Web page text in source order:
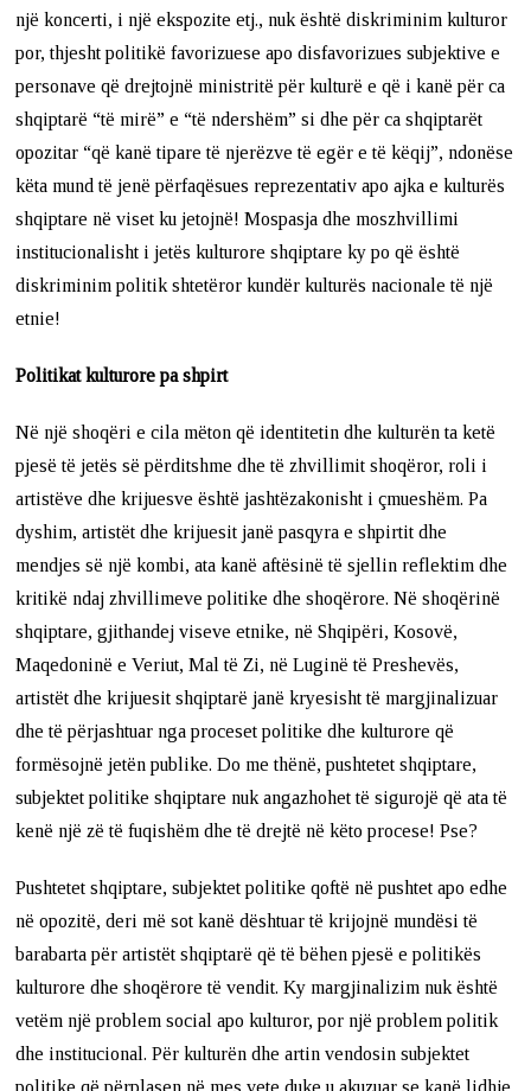
një koncerti, i një ekspozite etj., nuk është diskriminim kulturor
por, thjesht politikë favorizuese apo disfavorizues subjektive e
personave që drejtojnë ministritë për kulturë e që i kanë për ca
shqiptarë “të mirë” e “të ndershëm” si dhe për ca shqiptarët
opozitar “që kanë tipare të njerëzve të egër e të këqij”, ndonëse
këta mund të jenë përfaqësues reprezentativ apo ajka e kulturës
shqiptare në viset ku jetojnë! Mospasja dhe moszhvillimi
institucionalisht i jetës kulturore shqiptare ky po që është
diskriminim politik shtetëror kundër kulturës nacionale të një
etnie!
Politikat kulturore pa shpirt
Në një shoqëri e cila mëton që identitetin dhe kulturën ta ketë
pjesë të jetës së përditshme dhe të zhvillimit shoqëror, roli i
artistëve dhe krijuesve është jashtëzakonisht i çmueshëm. Pa
dyshim, artistët dhe krijuesit janë pasqyra e shpirtit dhe
mendjes së një kombi, ata kanë aftësinë të sjellin reflektim dhe
kritikë ndaj zhvillimeve politike dhe shoqërore. Në shoqërinë
shqiptare, gjithandej viseve etnike, në Shqipëri, Kosovë,
Maqedoninë e Veriut, Mal të Zi, në Luginë të Preshevës,
artistët dhe krijuesit shqiptarë janë kryesisht të margjinalizuar
dhe të përjashtuar nga proceset politike dhe kulturore që
formësojnë jetën publike. Do me thënë, pushtetet shqiptare,
subjektet politike shqiptare nuk angazhohet të sigurojë që ata të
kenë një zë të fuqishëm dhe të drejtë në këto procese! Pse?
Pushtetet shqiptare, subjektet politike qoftë në pushtet apo edhe
në opozitë, deri më sot kanë dështuar të krijojnë mundësi të
barabarta për artistët shqiptarë që të bëhen pjesë e politikës
kulturore dhe shoqërore të vendit. Ky margjinalizim nuk është
vetëm një problem social apo kulturor, por një problem politik
dhe institucional. Për kulturën dhe artin vendosin subjektet
politike që përplasen në mes vete duke u akuzuar se kanë lidhje